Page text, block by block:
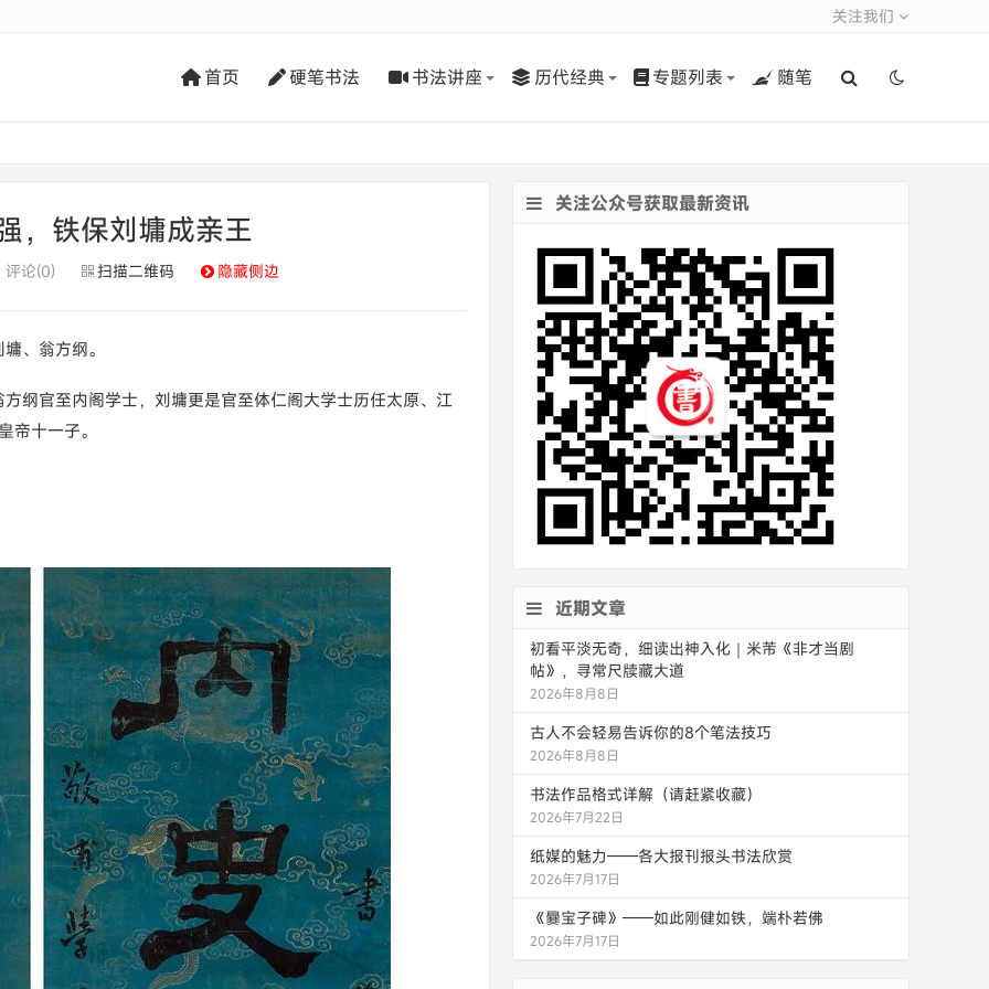
关注我们
首页 硬笔书法 书法讲座 历代经典 专题列表 随笔
，铁保刘墉成亲王
评论(0) 扫描二维码 隐藏侧边
、翁方纲。
纲官至内阁学士，刘墉更是官至体仁阁大学士历任太原、江
帝十一子。
关注公众号获取最新资讯
近期文章
初看平淡无奇，细读出神入化｜米芾《非才当剧
帖》，寻常尺牍藏大道
2026年8月8日
古人不会轻易告诉你的8个笔法技巧
2026年8月8日
书法作品格式详解（请赶紧收藏）
2026年7月22日
纸媒的魅力——各大报刊报头书法欣赏
2026年7月17日
《爨宝子碑》——如此刚健如铁，端朴若佛
2026年7月17日